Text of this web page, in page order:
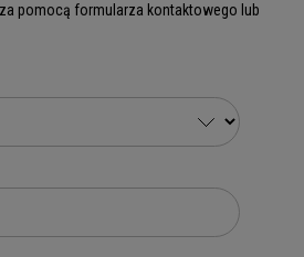
pomocą formularza kontaktowego lub